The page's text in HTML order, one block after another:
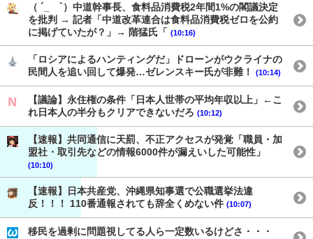
（ ´_ゝ`）中道幹事長、食料品消費税2年間1%の閣議決定
を批判 → 記者「中道改革連合は食料品消費税ゼロを公約
に掲げていたが？」→ 階猛氏「 (10:16)
「ロシアによるハンティングだ」ドローンがウクライナの
民間人を追い回して爆発…ゼレンスキー氏が非難！
(10:14)
【議論】永住権の条件「日本人世帯の平均年収以上」←こ
れ日本人の半分もクリアできないだろ (10:12)
【速報】共同通信に天罰、不正アクセスが発覚「職員・加
盟社・取引先などの情報6000件が漏えいした可能性」
(10:10)
【速報】日本共産党、沖縄県知事選で公職選挙法違
反！！！ 110番通報されても辞全くめない件 (10:07)
移民を過剰に問題視してる人ら一定数いるけどさ・・・